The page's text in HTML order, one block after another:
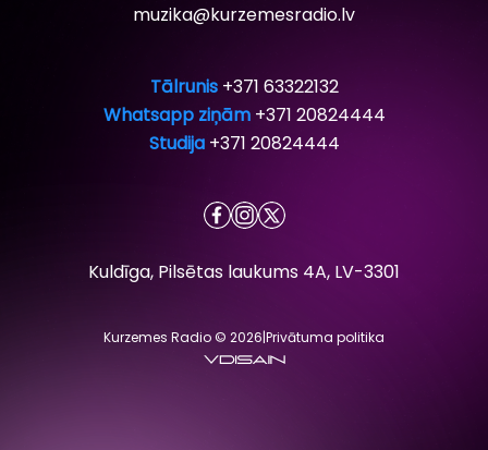
muzika@kurzemesradio.lv
Tālrunis +371 63322132
Whatsapp ziņām +371 20824444
Studija +371 20824444
Kuldīga, Pilsētas laukums 4A, LV-3301
Kurzemes Radio © 2026|Privātuma politika